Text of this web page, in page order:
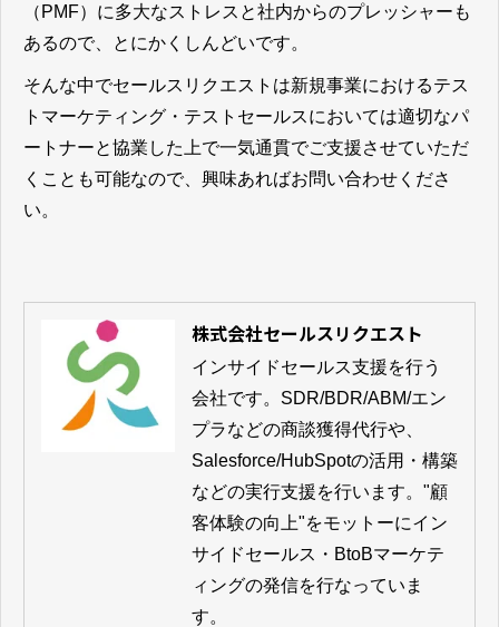
（PMF）に多大なストレスと社内からのプレッシャーも
あるので、とにかくしんどいです。
そんな中でセールスリクエストは新規事業におけるテス
トマーケティング・テストセールスにおいては適切なパ
ートナーと協業した上で一気通貫でご支援させていただ
くことも可能なので、興味あればお問い合わせくださ
い。
株式会社セールスリクエスト
インサイドセールス支援を行う
会社です。SDR/BDR/ABM/エン
プラなどの商談獲得代行や、
Salesforce/HubSpotの活用・構築
などの実行支援を行います。"顧
客体験の向上"をモットーにイン
サイドセールス・BtoBマーケテ
ィングの発信を行なっていま
す。